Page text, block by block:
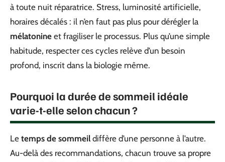
à toute nuit réparatrice. Stress, luminosité artificielle,
horaires décalés : il n’en faut pas plus pour dérégler la
mélatonine et fragiliser le processus. Plus qu’une simple
habitude, respecter ces cycles relève d’un besoin
profond, inscrit dans la biologie même.
Pourquoi la durée de sommeil idéale
varie-t-elle selon chacun ?
Le temps de sommeil diffère d’une personne à l’autre.
Au-delà des recommandations, chacun trouve sa propre